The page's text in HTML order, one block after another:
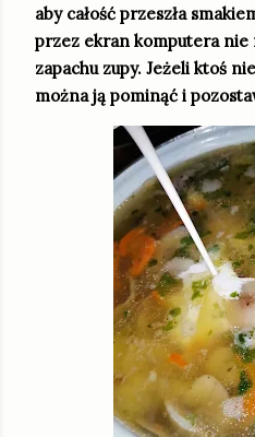
aby całość przeszła
przez ekran komputera nie
zapachu zupy. Jeżeli ktoś
można ją pominąć i